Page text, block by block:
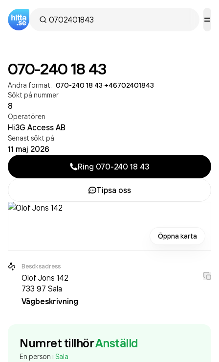
070-240 18 43
Andra format: 070-240 18 43 +46702401843
Sökt på nummer
8
Operatören
Hi3G Access AB
Senast sökt på
11 maj 2026
Ring 070-240 18 43
Tipsa oss
Öppna karta
Besöksadress
Olof Jons 142
733 97 Sala
Vägbeskrivning
Numret tillhörAnställd
En person i Sala